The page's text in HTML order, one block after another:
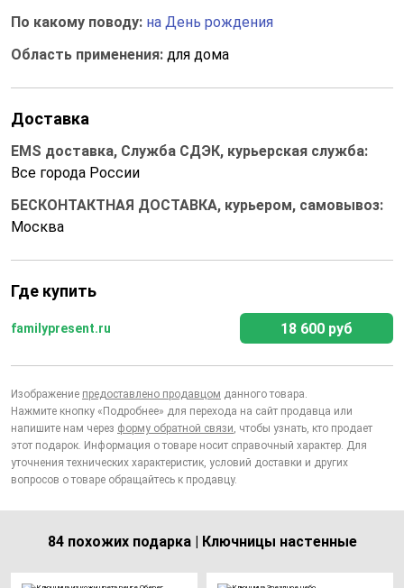
По какому поводу: на День рождения
Область применения: для дома
Доставка
EMS доставка, Служба СДЭК, курьерская служба:
Все города России
БЕСКОНТАКТНАЯ ДОСТАВКА, курьером, самовывоз:
Москва
Где купить
familypresent.ru 18 600 руб
Изображение предоставлено продавцом данного товара.
Нажмите кнопку «Подробнее» для перехода на сайт продавца или
напишите нам через форму обратной связи, чтобы узнать, кто продает
этот подарок. Информация о товаре носит справочный характер. Для
уточнения технических характеристик, условий доставки и других
вопросов о товаре обращайтесь к продавцу.
84 похожих подарка | Ключницы настенные